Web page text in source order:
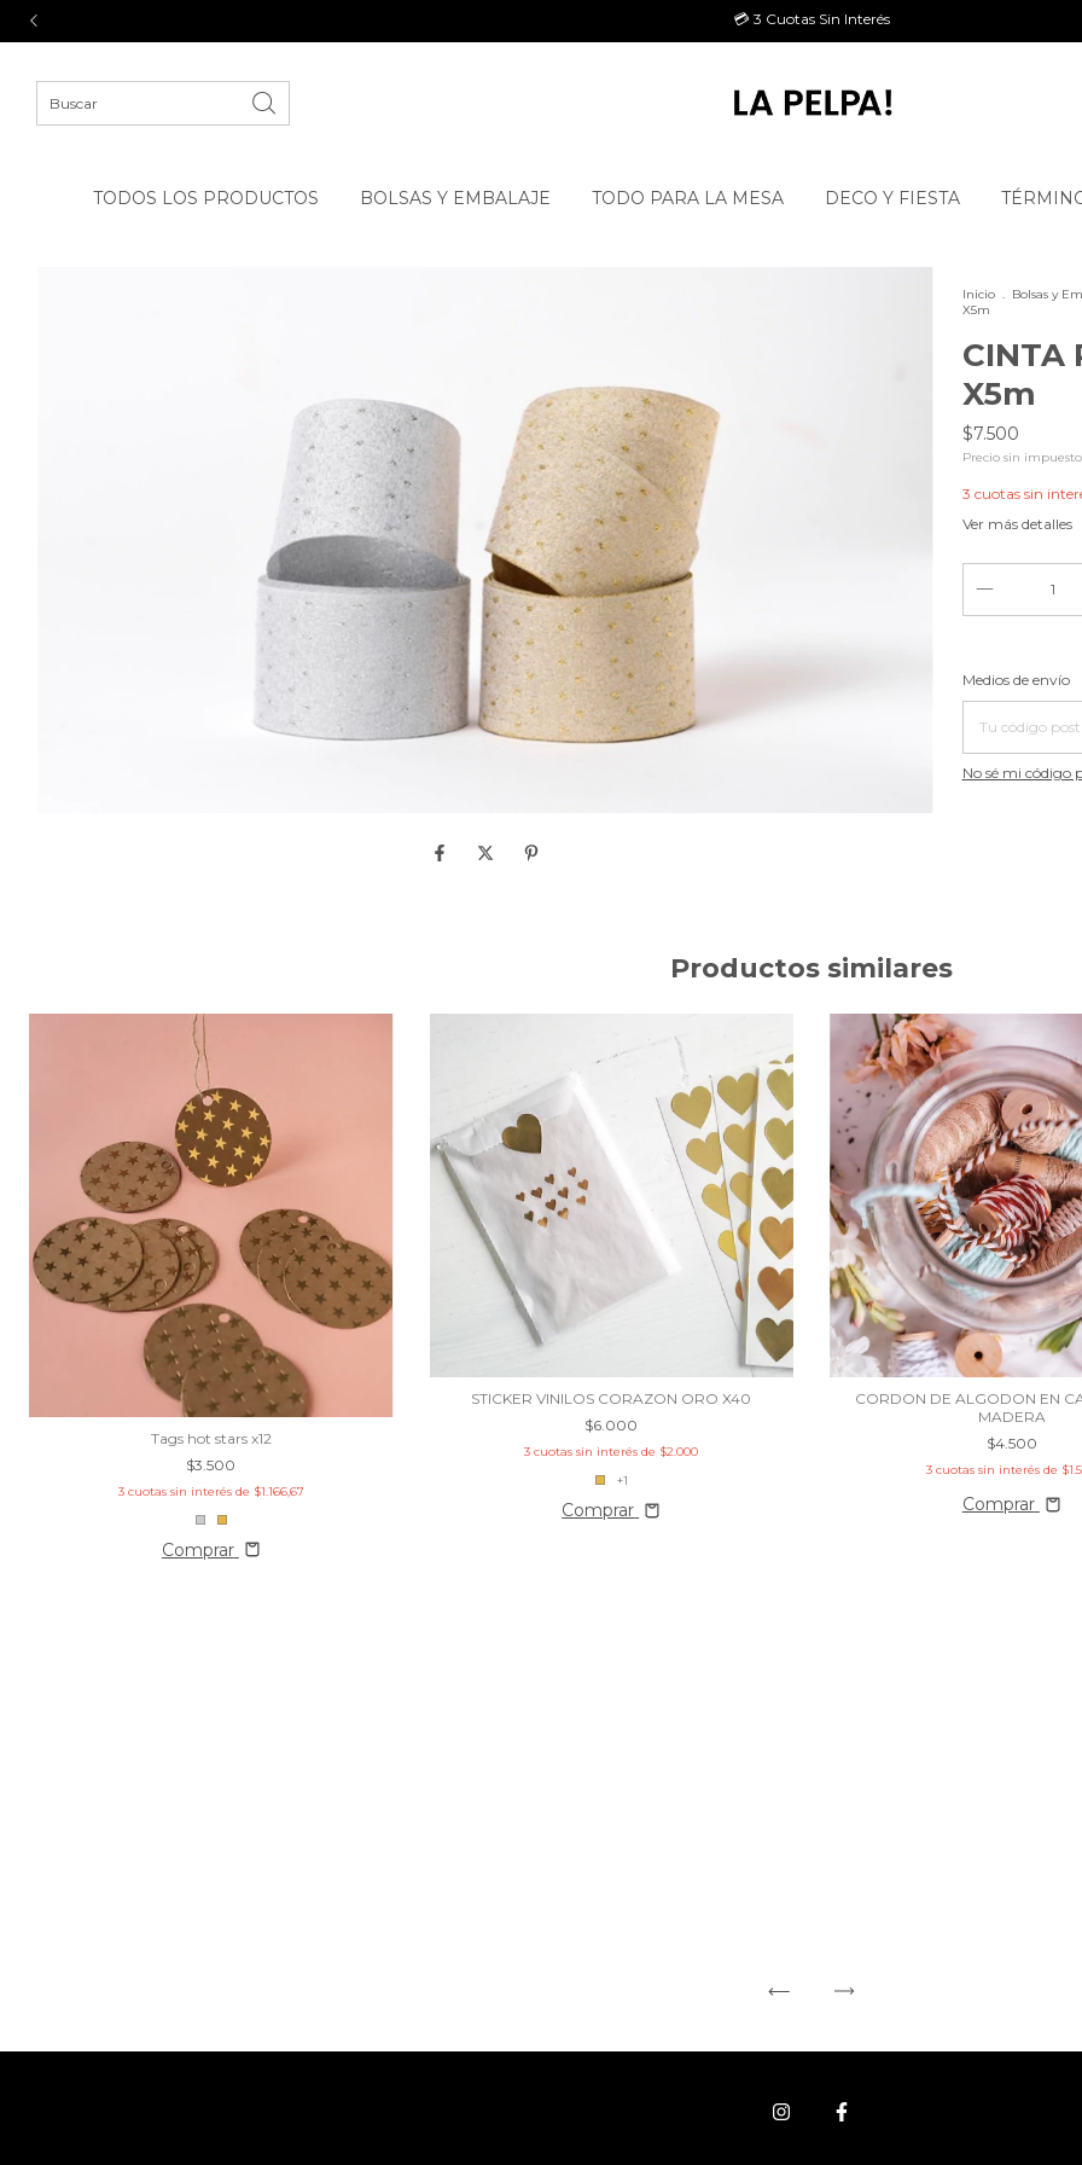
💳 3 Cuotas Sin Interés
TODOS LOS PRODUCTOS BOLSAS Y EMBALAJE TODO PARA LA MESA DECO Y FIESTA
Inicio . Bolsas y
X5m
CINTA
X5m
$7.500
Precio sin
3 cuotas sin
Ver más detalles
Entregas para el
Medios de envío
No sé mi código
Productos similares
Tags hot stars x12
$3.500
3 cuotas sin interés de $1.166,67
Comprar
STICKER VINILOS CORAZON ORO X40
$6.000
3 cuotas sin interés de $2.000
+1
Comprar
CORDON DE ALGODON EN
MADERA
$4.500
3 cuotas sin interés de
Comprar